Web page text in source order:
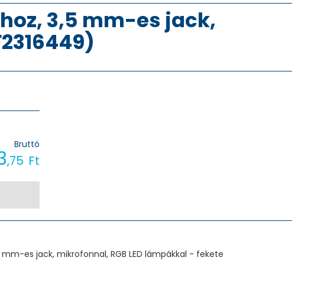
3,5 mm-es jack,
Bruttó
,75 Ft
es jack, mikrofonnal, RGB LED lámpákkal - fekete